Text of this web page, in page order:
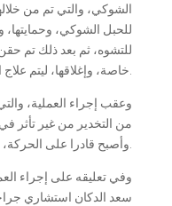
الشوكي، والتي تم من
للحبل الشوكي، وحمايتها،
للتشوه، ثم بعد ذلك تم حقن
وعقب إجراء العملية،
من التخدير من غير تأثر
وفي تعليقه على إجراء
سعد الدكان استشاري